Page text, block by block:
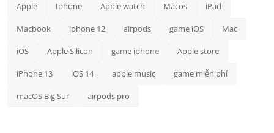
Apple Iphone Apple watch Macos iPad
Macbook iphone 12 airpods game iOS Mac
iOS Apple Silicon game iphone Apple store
iPhone 13 iOS 14 apple music game miễn phí
macOS Big Sur airpods pro